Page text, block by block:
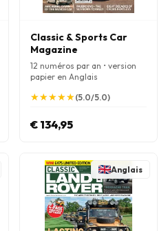
Classic & Sports Car
Magazine
12 numéros par an • version
papier en Anglais
★
★★
★★
★★
★★
★(5.0/5.0)
€ 134,95
Anglais